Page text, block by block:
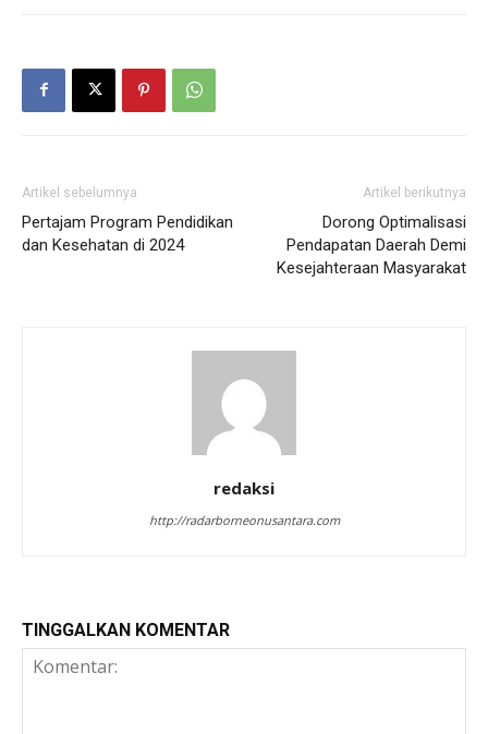
Artikel sebelumnya
Pertajam Program Pendidikan
dan Kesehatan di 2024
Artikel berikutnya
Dorong Optimalisasi
Pendapatan Daerah Demi
Kesejahteraan Masyarakat
redaksi
http://radarborneonusantara.com
TINGGALKAN KOMENTAR